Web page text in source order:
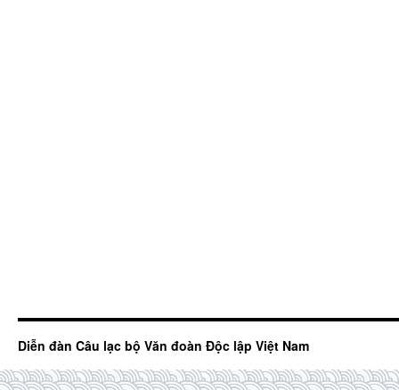
Diễn đàn Câu lạc bộ Văn đoàn Độc lập Việt Nam